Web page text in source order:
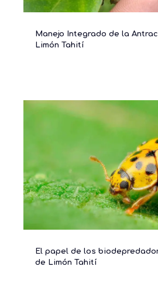
Manejo Integrado de la
Limón Tahití
El papel de los
de Limón Tahití